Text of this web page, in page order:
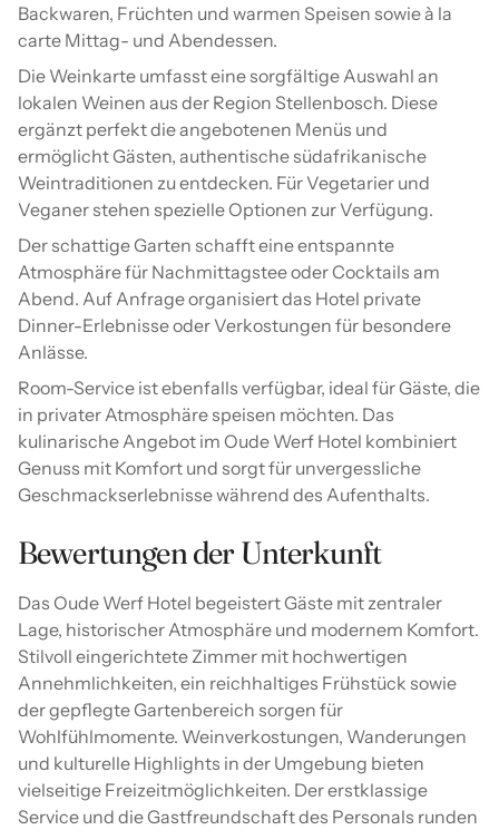
Backwaren, Früchten und warmen Speisen sowie à la
carte Mittag- und Abendessen.
Die Weinkarte umfasst eine sorgfältige Auswahl an
lokalen Weinen aus der Region Stellenbosch. Diese
ergänzt perfekt die angebotenen Menüs und
ermöglicht Gästen, authentische südafrikanische
Weintraditionen zu entdecken. Für Vegetarier und
Veganer stehen spezielle Optionen zur Verfügung.
Der schattige Garten schafft eine entspannte
Atmosphäre für Nachmittagstee oder Cocktails am
Abend. Auf Anfrage organisiert das Hotel private
Dinner-Erlebnisse oder Verkostungen für besondere
Anlässe.
Room-Service ist ebenfalls verfügbar, ideal für Gäste, die
in privater Atmosphäre speisen möchten. Das
kulinarische Angebot im Oude Werf Hotel kombiniert
Genuss mit Komfort und sorgt für unvergessliche
Geschmackserlebnisse während des Aufenthalts.
Bewertungen der Unterkunft
Das Oude Werf Hotel begeistert Gäste mit zentraler
Lage, historischer Atmosphäre und modernem Komfort.
Stilvoll eingerichtete Zimmer mit hochwertigen
Annehmlichkeiten, ein reichhaltiges Frühstück sowie
der gepflegte Gartenbereich sorgen für
Wohlfühlmomente. Weinverkostungen, Wanderungen
und kulturelle Highlights in der Umgebung bieten
vielseitige Freizeitmöglichkeiten. Der erstklassige
Service und die Gastfreundschaft des Personals runden